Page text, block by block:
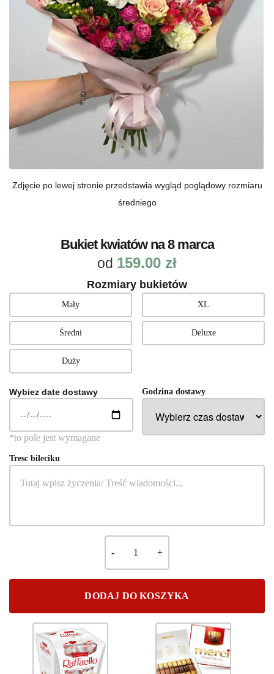
Zdjęcie po lewej stronie przedstawia wygląd poglądowy rozmiaru
średniego
Bukiet kwiatów na 8 marca
od 159.00 zł
Rozmiary bukietów
Mały
Średni
Duży
XL
Deluxe
Wybiez date dostawy Godzina dostawy
Tresc bileciku
DODAJ DO KOSZYKA